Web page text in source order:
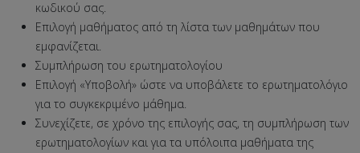
κωδικού σας.
Επιλογή μαθήματος από τη λίστα των μαθημάτων που
εμφανίζεται.
Συμπλήρωση του ερωτηματολογίου
Επιλογή «Υποβολή» ώστε να υποβάλετε το ερωτηματολόγιο
για το συγκεκριμένο μάθημα.
Συνεχίζετε, σε χρόνο της επιλογής σας, τη συμπλήρωση των
ερωτηματολογίων και για τα υπόλοιπα μαθήματα της